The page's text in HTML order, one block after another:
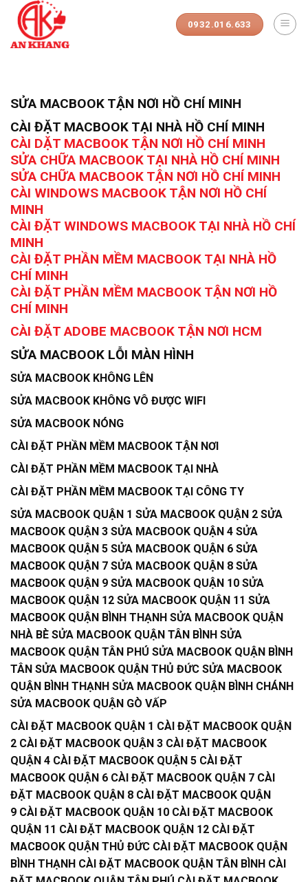
Skip
content
0932.016.633
SỬA MACBOOK TẬN NƠI HỒ CHÍ MINH
CÀI ĐẶT MACBOOK TẠI NHÀ HỒ CHÍ MINH
CÀI DẶT MACBOOK TẬN NƠI HỒ CHÍ MINH
SỬA CHỮA MACBOOK TẠI NHÀ HỒ CHÍ MINH
SỬA CHỮA MACBOOK TẬN NƠI HỒ CHÍ MINH
CÀI WINDOWS MACBOOK TẬN NƠI HỒ CHÍ
MINH
CÀI ĐẶT WINDOWS MACBOOK TẠI NHÀ HỒ CHÍ
MINH
CÀI ĐẶT PHẦN MỀM MACBOOK TẠI NHÀ HỒ
CHÍ MINH
CÀI ĐẶT PHẦN MỀM MACBOOK TẬN NƠI HỒ
CHÍ MINH
CÀI ĐẶT ADOBE MACBOOK TẬN NƠI HCM
SỬA MACBOOK LỖI MÀN HÌNH
SỬA MACBOOK KHÔNG LÊN
SỬA MACBOOK KHÔNG VÔ ĐƯỢC WIFI
SỬA MACBOOK NÓNG
CÀI ĐẶT PHẦN MỀM MACBOOK TẬN NƠI
CÀI ĐẶT PHẦN MỀM MACBOOK TẠI NHÀ
CÀI ĐẶT PHẦN MỀM MACBOOK TẠI CÔNG TY
SỬA MACBOOK QUẬN 1 SỬA MACBOOK QUẬN 2 SỬA
MACBOOK QUẬN 3 SỬA MACBOOK QUẬN 4 SỬA
MACBOOK QUẬN 5 SỬA MACBOOK QUẬN 6 SỬA
MACBOOK QUẬN 7 SỬA MACBOOK QUẬN 8 SỬA
MACBOOK QUẬN 9 SỬA MACBOOK QUẬN 10 SỬA
MACBOOK QUẬN 12 SỬA MACBOOK QUẬN 11 SỬA
MACBOOK QUẬN BÌNH THẠNH SỬA MACBOOK QUẬN
NHÀ BÈ SỬA MACBOOK QUẬN TÂN BÌNH SỬA
MACBOOK QUẬN TÂN PHÚ SỬA MACBOOK QUẬN BÌNH
TÂN SỬA MACBOOK QUẬN THỦ ĐỨC SỬA MACBOOK
QUẬN BÌNH THẠNH SỬA MACBOOK QUẬN BÌNH CHÁNH
SỬA MACBOOK QUẬN GÒ VẤP
CÀI ĐẶT MACBOOK QUẬN 1 CÀI ĐẶT MACBOOK QUẬN
2 CÀI ĐẶT MACBOOK QUẬN 3 CÀI ĐẶT MACBOOK
QUẬN 4 CÀI ĐẶT MACBOOK QUẬN 5 CÀI ĐẶT
MACBOOK QUẬN 6 CÀI ĐẶT MACBOOK QUẬN 7 CÀI
ĐẶT MACBOOK QUẬN 8 CÀI ĐẶT MACBOOK QUẬN
9 CÀI ĐẶT MACBOOK QUẬN 10 CÀI ĐẶT MACBOOK
QUẬN 11 CÀI ĐẶT MACBOOK QUẬN 12 CÀI ĐẶT
MACBOOK QUẬN THỦ ĐỨC CÀI ĐẶT MACBOOK QUẬN
BÌNH THẠNH CÀI ĐẶT MACBOOK QUẬN TÂN BÌNH CÀI